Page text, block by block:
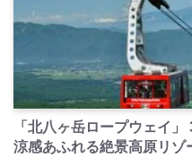
「北八ヶ岳ロープウェイ
涼感あふれる絶景高原リゾ